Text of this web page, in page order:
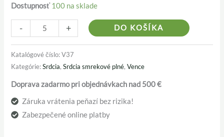
Dostupnosť 100 na sklade
- + DO KOŠÍKA
Katalógové číslo:V37
Kategórie:Srdcia,Srdcia smrekové plné,Vence
Doprava zadarmo pri objednávkach nad 500 €
Záruka vrátenia peňazí bez rizika!
Zabezpečené online platby